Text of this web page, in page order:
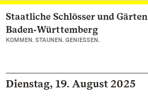
Zum Hauptinhalt springen
Staatliche Schlösser und Gärten
Baden‑Württemberg
KOMMEN. STAUNEN. GENIESSEN.
Dienstag, 19. August 2025